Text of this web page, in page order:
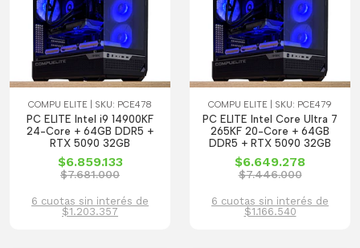
COMPU ELITE | SKU: PCE478
PC ELITE Intel i9 14900KF
24-Core + 64GB DDR5 +
RTX 5090 32GB
$6.859.133
$7.681.000
6 cuotas sin interés de
$1.203.357
COMPU ELITE | SKU: PCE479
PC ELITE Intel Core Ultra 7
265KF 20-Core + 64GB
DDR5 + RTX 5090 32GB
$6.649.278
$7.446.000
6 cuotas sin interés de
$1.166.540